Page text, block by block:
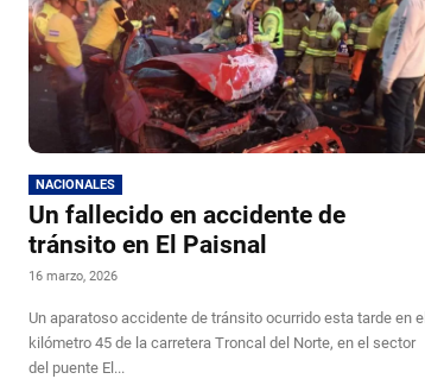
NACIONALES
Un fallecido en accidente de
tránsito en El Paisnal
16 marzo, 2026
Un aparatoso accidente de tránsito ocurrido esta tarde en el
kilómetro 45 de la carretera Troncal del Norte, en el sector
del puente El...